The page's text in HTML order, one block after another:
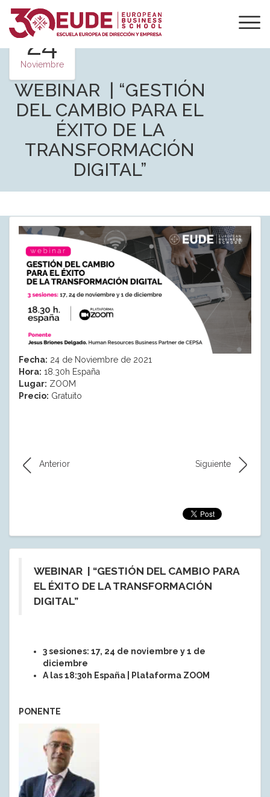
24
Noviembre
WEBINAR | “GESTIÓN
DEL CAMBIO PARA EL
ÉXITO DE LA
TRANSFORMACIÓN
DIGITAL”
Fecha: 24 de Noviembre de 2021
Hora: 18.30h España
Lugar: ZOOM
Precio: Gratuito
Anterior Siguiente
WEBINAR | “GESTIÓN DEL CAMBIO PARA
EL ÉXITO DE LA TRANSFORMACIÓN
DIGITAL”
3 sesiones: 17, 24 de noviembre y 1 de
diciembre
A las 18:30h España | Plataforma ZOOM
PONENTE